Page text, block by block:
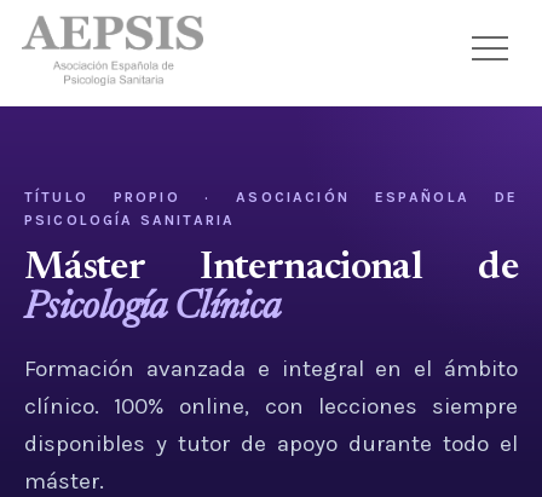
TÍTULO PROPIO · ASOCIACIÓN ESPAÑOLA DE
PSICOLOGÍA SANITARIA
Máster Internacional de
Psicología Clínica
Formación avanzada e integral en el ámbito
clínico. 100% online, con lecciones siempre
disponibles y tutor de apoyo durante todo el
máster.